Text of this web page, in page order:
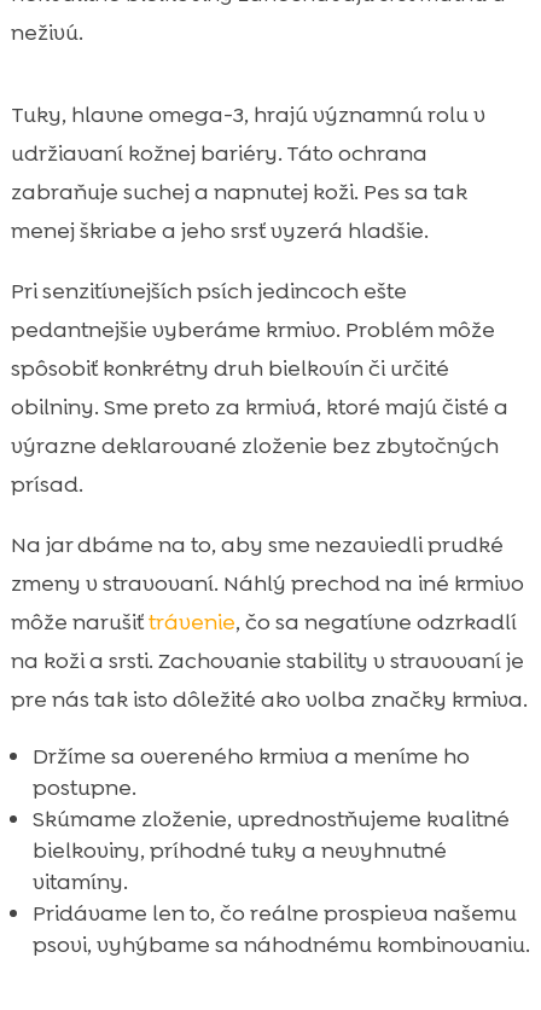
neživú.
Tuky, hlavne omega-3, hrajú významnú rolu v
udržiavaní kožnej bariéry. Táto ochrana
zabraňuje suchej a napnutej koži. Pes sa tak
menej škriabe a jeho srsť vyzerá hladšie.
Pri senzitívnejších psích jedincoch ešte
pedantnejšie vyberáme krmivo. Problém môže
spôsobiť konkrétny druh bielkovín či určité
obilniny. Sme preto za krmivá, ktoré majú čisté a
výrazne deklarované zloženie bez zbytočných
prísad.
Na jar dbáme na to, aby sme nezaviedli prudké
zmeny v stravovaní. Náhlý prechod na iné krmivo
môže narušiťtrávenie, čo sa negatívne odzrkadlí
na koži a srsti. Zachovanie stability v stravovaní je
pre nás tak isto dôležité ako volba značky krmiva.
Držíme sa overeného krmiva a meníme ho
postupne.
Skúmame zloženie, uprednostňujeme kvalitné
bielkoviny, príhodné tuky a nevyhnutné
vitamíny.
Pridávame len to, čo reálne prospieva našemu
psovi, vyhýbame sa náhodnému kombinovaniu.